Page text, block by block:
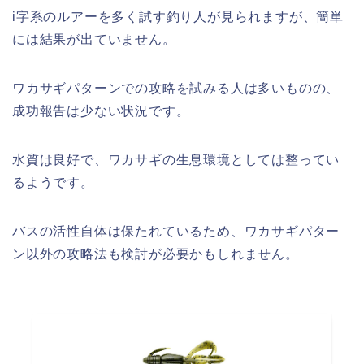
i字系のルアーを多く試す釣り人が見られますが、簡単
には結果が出ていません。
ワカサギパターンでの攻略を試みる人は多いものの、
成功報告は少ない状況です。
水質は良好で、ワカサギの生息環境としては整ってい
るようです。
バスの活性自体は保たれているため、ワカサギパター
ン以外の攻略法も検討が必要かもしれません。